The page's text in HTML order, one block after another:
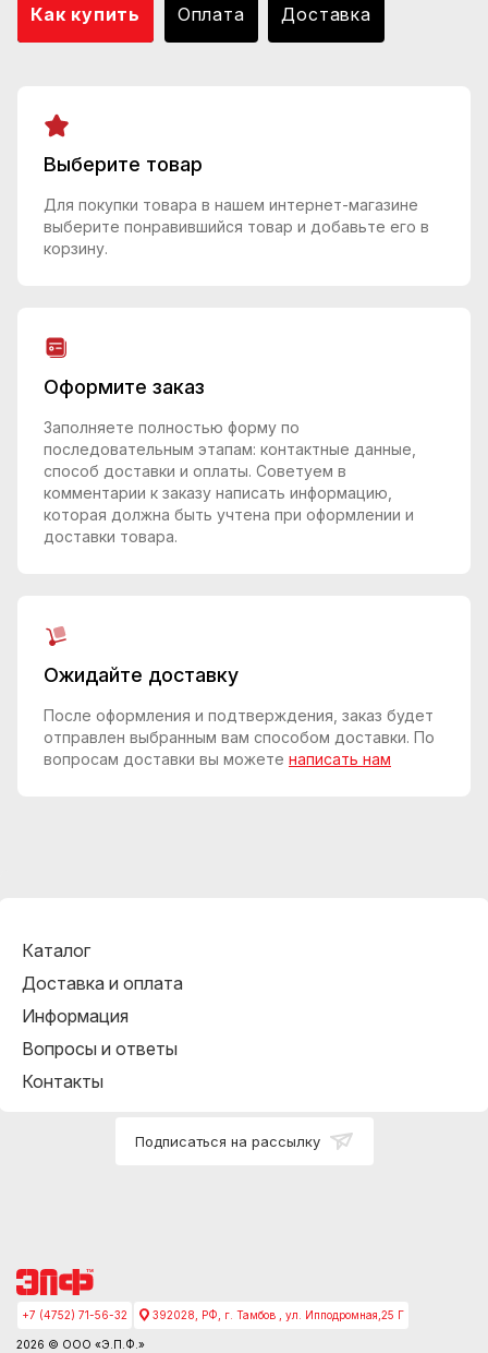
Как купить Оплата Доставка
Выберите товар
Для покупки товара в нашем интернет-магазине
выберите понравившийся товар и добавьте его в
корзину.
Оформите заказ
Заполняете полностью форму по
последовательным этапам: контактные данные,
способ доставки и оплаты. Советуем в
комментарии к заказу написать информацию,
которая должна быть учтена при оформлении и
доставки товара.
Ожидайте доставку
После оформления и подтверждения, заказ будет
отправлен выбранным вам способом доставки. По
вопросам доставки вы можете написать нам
Каталог
Доставка и оплата
Информация
Вопросы и ответы
Контакты
Подписаться на рассылку
+7 (4752) 71-56-32 392028, РФ, г. Тамбов , ул. Ипподромная,25 Г
2026 © ООО «Э.П.Ф.»